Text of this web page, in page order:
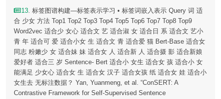
13. 标签图谱构建—标签表示学习 • 标签词嵌入表示 Query 词 适
合 少女 方法 Top1 Top2 Top3 Top4 Top5 Top6 Top7 Top8 Top9
Word2vec 适合少 女心 适合文 艺 适合淑 女 适合日 系 适合文 艺小
青 年 适合可 爱 适合小女 生 适合文 青 适合爱 猫 Bert-Base 适合女
同志 粉嫩少 女 适合妹 妹 适合女 人 适合新 人 适合摄 影 适合新娘
爱好者 适合三 岁 Sentence- Bert 适合小 女生 适合女 孩 适合小 女
能满足 少女心 适合女 生 适合女 汉子 适合女孩 纸 适合女 娃 适合小
女生去 无标注数据？ Yan, Yuanmeng, et al. “ConSERT: A
Contrastive Framework for Self-Supervised Sentence